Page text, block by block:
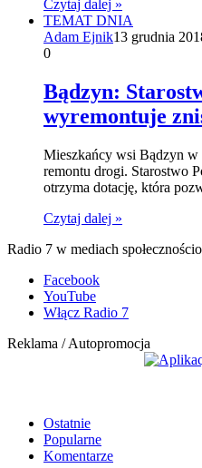
Czytaj dalej »
TEMAT DNIA
Adam Ejnik13 grudnia
0
Bądzyn:
wyremontuje
Mieszkańcy wsi Bądzyn
remontu drogi. Starostwo
otrzyma dotację, która
Czytaj dalej »
Radio 7 w mediach
Facebook
YouTube
Włącz Radio 7
Reklama / Autopromocja
Ostatnie
Popularne
Komentarze